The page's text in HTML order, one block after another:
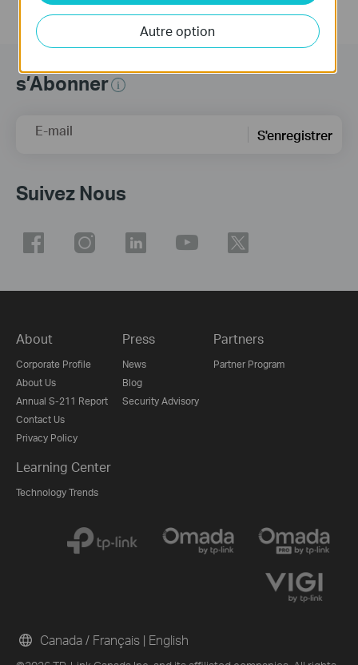
s’Abonner
E-mail S'enregistrer
Suivez Nous
About
Corporate Profile
About Us
Annual S-211 Report
Contact Us
Privacy Policy
Press
News
Blog
Security Advisory
Partners
Partner Program
Learning Center
Technology Trends
Canada / Français | English
Autre option